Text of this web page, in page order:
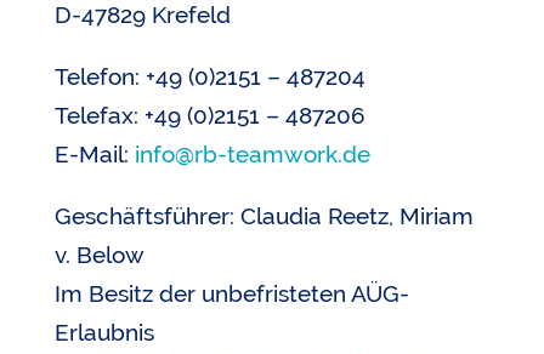
D-47829 Krefeld
Telefon: +49 (0)2151 – 487204
Telefax: +49 (0)2151 – 487206
E-Mail: info@rb-teamwork.de
Geschäftsführer: Claudia Reetz, Miriam
v. Below
Im Besitz der unbefristeten AÜG-
Erlaubnis